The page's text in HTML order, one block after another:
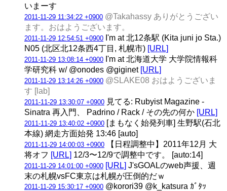
いまーす
2011-11-29 11:34:22 +0900 @Takahassy ありがとうござい
ます。おはようございます。
2011-11-29 12:54:51 +0900 I'm at 北12条駅 (Kita juni jo Sta.)
N05 (北区北12条西4丁目, 札幌市) [URL]
2011-11-29 13:08:14 +0900 I'm at 北海道大学 大学院情報科
学研究科 w/ @onodes @giginet [URL]
2011-11-29 13:14:26 +0900 @SLAKE08 おはようございま
す [lab]
2011-11-29 13:30:07 +0900 見てる: Rubyist Magazine -
Sinatra 再入門、 Padrino / Rack / その先の何か [URL]
2011-11-29 13:40:02 +0900 [まもなく始発列車] 生野駅(石北
本線) 網走方面始発 13:46 [auto]
2011-11-29 14:00:03 +0900 【日程調整中】2011年12月 大
将オフ [URL] 12/3〜12/9で調整中です。 [auto:14]
2011-11-29 14:01:00 +0900 [URL] J'sGOALのweb声援、週
末の札幌vsFC東京は札幌が圧倒的だｗ
2011-11-29 15:30:17 +0900 @korori39 @k_katsura ｶﾞﾀｯ